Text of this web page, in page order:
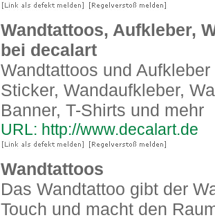
Wandtattoos, Aufkleber,
bei decalart
Wandtattoos und
Sticker, Wandaufkleber,
Banner, T-Shirts und mehr
URL: http://www.decalart.de
Wandtattoos
Das Wandtattoo gibt der
Touch und macht den